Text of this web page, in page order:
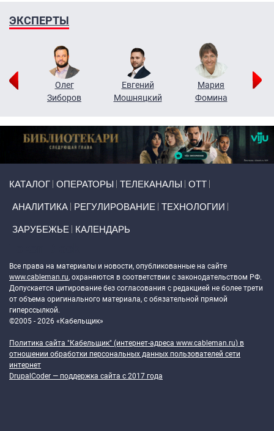
ЭКСПЕРТЫ
Олег
Зиборов
Евгений
Мошняцкий
Мария
Фомина
КАТАЛОГ ОПЕРАТОРЫ ТЕЛЕКАНАЛЫ ОТТ
АНАЛИТИКА РЕГУЛИРОВАНИЕ ТЕХНОЛОГИИ
ЗАРУБЕЖЬЕ КАЛЕНДАРЬ
Все права на материалы и новости, опубликованные на сайте
www.cableman.ru, охраняются в соответствии с законодательством РФ.
Допускается цитирование без согласования с редакцией не более трети
от объема оригинального материала, с обязательной прямой
гиперссылкой.
©2005 - 2026 «Кабельщик»
Политика сайта "Кабельщик" (интернет-адреса www.cableman.ru) в
отношении обработки персональных данных пользователей сети
интернет
DrupalCoder — поддержка сайта c 2017 года